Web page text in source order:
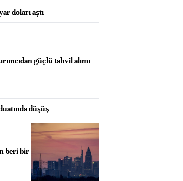
doları aştı
güçlü tahvil alımı
düşüş
beri bir